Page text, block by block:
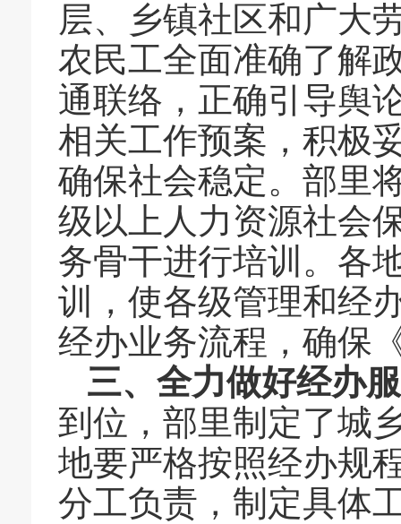
层、乡镇社区和广大
农民工全面准确了解
通联络，正确引导舆
相关工作预案，积极
确保社会稳定。部里
级以上人力资源社会
务骨干进行培训。各
训，使各级管理和经
经办业务流程，确保
三、全力做好经办
到位，部里制定了城
地要严格按照经办规
分工负责，制定具体